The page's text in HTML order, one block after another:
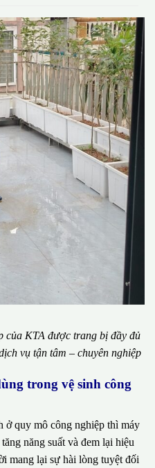
của KTA được trang bị đầy đủ
vụ tận tâm – chuyên nghiệp
trong vệ sinh công
ở quy mô công nghiệp thì máy
năng suất và đem lại hiệu
mang lại sự hài lòng tuyệt đối